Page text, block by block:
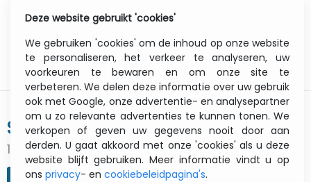
SEIKO
186 gevonden resultaten
Deze website gebruikt 'cookies'
We gebruiken 'cookies' om de inhoud op onze website
te personaliseren, het verkeer te analyseren, uw
voorkeuren te bewaren en om onze site te
verbeteren. We delen deze informatie over uw gebruik
ook met Google, onze advertentie- en analysepartner
om u zo relevante advertenties te kunnen tonen. We
verkopen of geven uw gegevens nooit door aan
derden. U gaat akkoord met onze 'cookies' als u deze
website blijft gebruiken. Meer informatie vindt u op
ons privacy- en cookiebeleidpagina's.